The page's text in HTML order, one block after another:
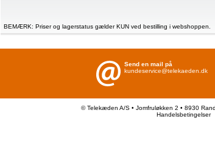
Op til 30
end 10
AirPods 4
BEMÆRK: Priser og lagerstatus gælder KUN ved bestilling i webshoppen.
Send en mail på
kundeservice@telekaeden.dk
© Telekæden A/S • Jomfruløkken 2 • 8930
Handelsbetingelser